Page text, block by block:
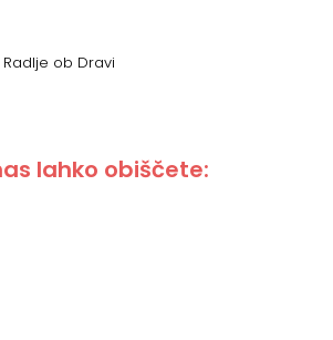
ob Dravi
lahko obiščete: